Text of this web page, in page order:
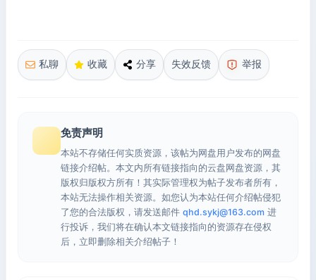
私聊 收藏 分享 失效反馈 举报
免责声明
本站不存储任何实质资源，该帖为网盘用户发布的网盘
链接介绍帖。本文内所有链接指向的云盘网盘资源，其
版权归版权方所有！其实际管理权为帖子发布者所有，
本站无法操作相关资源。如您认为本站任何介绍帖侵犯
了您的合法版权，请发送邮件 qhd.sykj@163.com 进
行投诉，我们将在确认本文链接指向的资源存在侵权
后，立即删除相关介绍帖子！